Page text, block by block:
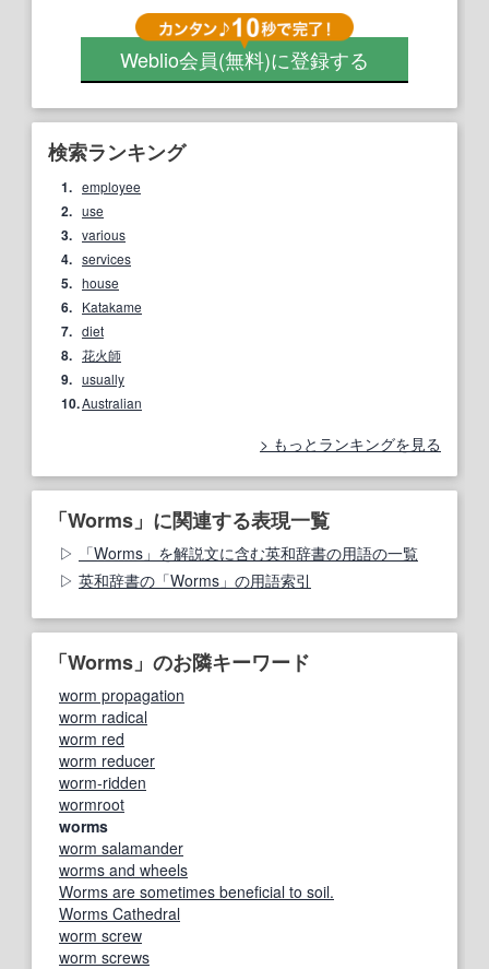
Weblio会員(無料)に登録する
検索ランキング
1. employee
2. use
3. various
4. services
5. house
6. Katakame
7. diet
8. 花火師
9. usually
10.Australian
もっとランキングを見る
「Worms」に関連する表現一覧
「Worms」を解説文に含む英和辞書の用語の一覧
英和辞書の「Worms」の用語索引
「Worms」のお隣キーワード
worm propagation
worm radical
worm red
worm reducer
worm-ridden
wormroot
worms
worm salamander
worms and wheels
Worms are sometimes beneficial to soil.
Worms Cathedral
worm screw
worm screws